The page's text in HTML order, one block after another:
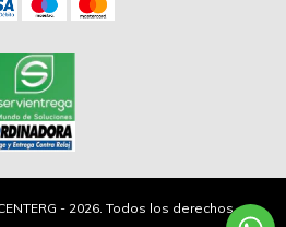
- 2026. Todos los derechos